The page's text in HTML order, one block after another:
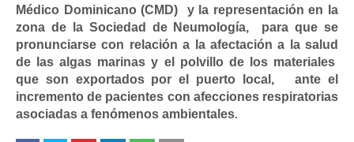
Médico Dominicano (CMD) y la representación en la
zona de la Sociedad de Neumología, para que se
pronunciarse con relación a la afectación a la salud
de las algas marinas y el polvillo de los materiales
que son exportados por el puerto local, ante el
incremento de pacientes con afecciones respiratorias
asociadas a fenómenos ambientales.